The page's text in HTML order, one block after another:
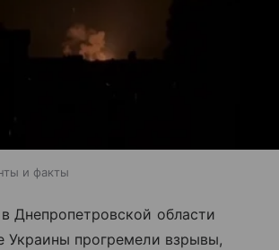
и факты
Днепропетровской области
Украины прогремели взрывы,